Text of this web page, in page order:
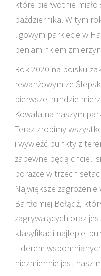
które pierwotnie
października. W tym
ligowym parkiecie w
beniaminkiem
Rok 2020 na boisku
rewanżowym ze
pierwszej rundzie
Kowala na naszym
Teraz zrobimy
i wywieźć punkty z
zapewne będą chcieli
porażce w trzech
Największe
Bartłomiej Bołądź,
zagrywających oraz
klasyfikacji najlepiej
Liderem
niezmiennie jest nasz